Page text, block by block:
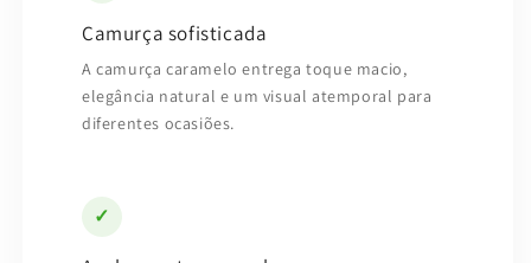
Camurça sofisticada
A camurça caramelo entrega toque macio,
elegância natural e um visual atemporal para
diferentes ocasiões.
✓